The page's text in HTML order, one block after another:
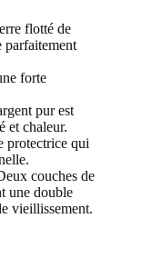
flotté de
parfaitement
forte
pur est
et chaleur.
protectrice qui
couches de
une double
vieillissement.